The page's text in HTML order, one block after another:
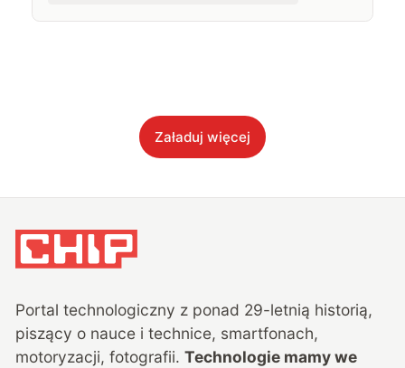
Załaduj więcej
Portal technologiczny z ponad 29-letnią historią,
piszący o nauce i technice, smartfonach,
motoryzacji, fotografii. Technologie mamy we